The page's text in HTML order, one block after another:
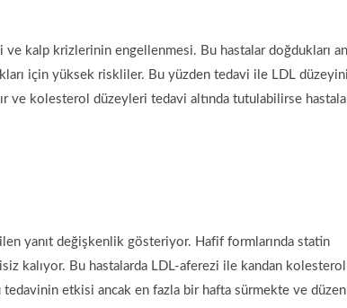
kalp krizlerinin engellenmesi. Bu hastalar doğdukları
için yüksek riskliler. Bu yüzden tedavi ile LDL
ve kolesterol düzeyleri tedavi altında tutulabilirse
yanıt değişkenlik gösteriyor. Hafif formlarında statin
kalıyor. Bu hastalarda LDL-aferezi ile kandan
tedavinin etkisi ancak en fazla bir hafta sürmekte ve